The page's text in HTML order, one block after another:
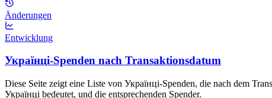
Änderungen
Entwicklung
Українці-Spenden nach Transaktionsdatum
Diese Seite zeigt eine Liste von Українці-Spenden, die nach dem
Українці bedeutet, und die entsprechenden Spender.